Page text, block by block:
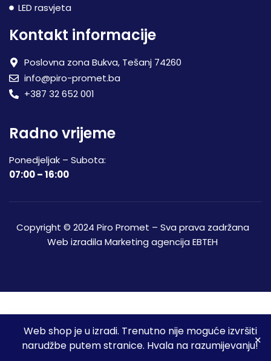
Web shop je u izradi. Trenutno nije moguće izvršiti
narudžbe putem stranice. Hvala na razumijevanju!
LED rasvjeta
Kontakt informacije
Poslovna zona Bukva, Tešanj 74260
info@piro-promet.ba
+387 32 652 001
Radno vrijeme
Ponedjeljak – Subota:
07:00 – 16:00
Copyright © 2024 Piro Promet – Sva prava zadržana
Web izradila Marketing agencija EBTEH
Moj račun